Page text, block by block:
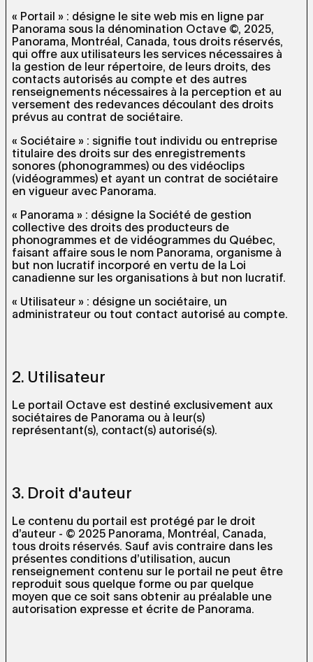
« Portail » : désigne le site web mis en ligne par
Panorama sous la dénomination Octave ©, 2025,
Panorama, Montréal, Canada, tous droits réservés,
qui offre aux utilisateurs les services nécessaires à
la gestion de leur répertoire, de leurs droits, des
contacts autorisés au compte et des autres
renseignements nécessaires à la perception et au
versement des redevances découlant des droits
prévus au contrat de sociétaire.
« Sociétaire » : signifie tout individu ou entreprise
titulaire des droits sur des enregistrements
sonores (phonogrammes) ou des vidéoclips
(vidéogrammes) et ayant un contrat de sociétaire
en vigueur avec Panorama.
« Panorama » : désigne la Société de gestion
collective des droits des producteurs de
phonogrammes et de vidéogrammes du Québec,
faisant affaire sous le nom Panorama, organisme à
but non lucratif incorporé en vertu de la Loi
canadienne sur les organisations à but non lucratif.
« Utilisateur » : désigne un sociétaire, un
administrateur ou tout contact autorisé au compte.
2. Utilisateur
Le portail Octave est destiné exclusivement aux
sociétaires de Panorama ou à leur(s)
représentant(s), contact(s) autorisé(s).
3. Droit d'auteur
Le contenu du portail est protégé par le droit
d’auteur - © 2025 Panorama, Montréal, Canada,
tous droits réservés. Sauf avis contraire dans les
présentes conditions d’utilisation, aucun
renseignement contenu sur le portail ne peut être
reproduit sous quelque forme ou par quelque
moyen que ce soit sans obtenir au préalable une
autorisation expresse et écrite de Panorama.